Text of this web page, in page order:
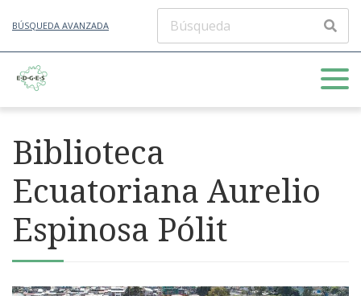
BÚSQUEDA AVANZADA
Biblioteca
Ecuatoriana Aurelio
Espinosa Pólit